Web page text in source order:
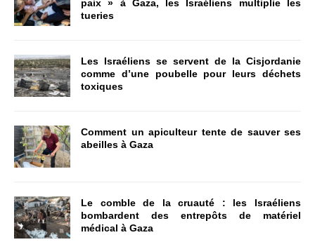
paix » à Gaza, les Israéliens multiplie les
tueries
Les Israéliens se servent de la Cisjordanie
comme d’une poubelle pour leurs déchets
toxiques
Comment un apiculteur tente de sauver ses
abeilles à Gaza
Le comble de la cruauté : les Israéliens
bombardent des entrepôts de matériel
médical à Gaza